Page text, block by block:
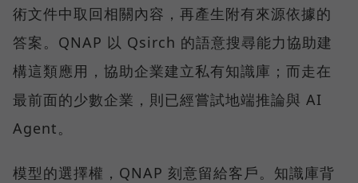
術文件中取回相關內容，再產生附有來源依據的
答案。QNAP 以 Qsirch 的語意搜尋能力協助建
構這類應用，協助企業建立私有知識庫；而走在
最前面的少數企業，則已經嘗試地端推論與 AI
Agent。
模型的選擇權，QNAP 刻意留給客戶。知識庫背